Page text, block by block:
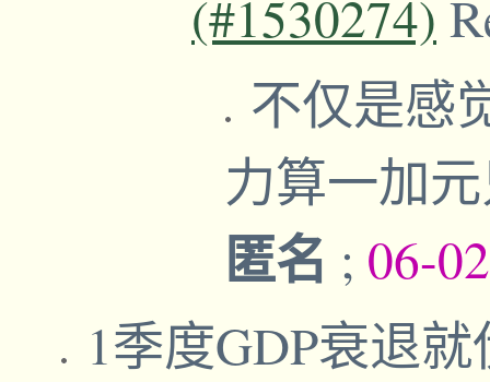
(#1530274)
不仅是感
力算一加
匿名 ; 06-
1季度GDP衰退